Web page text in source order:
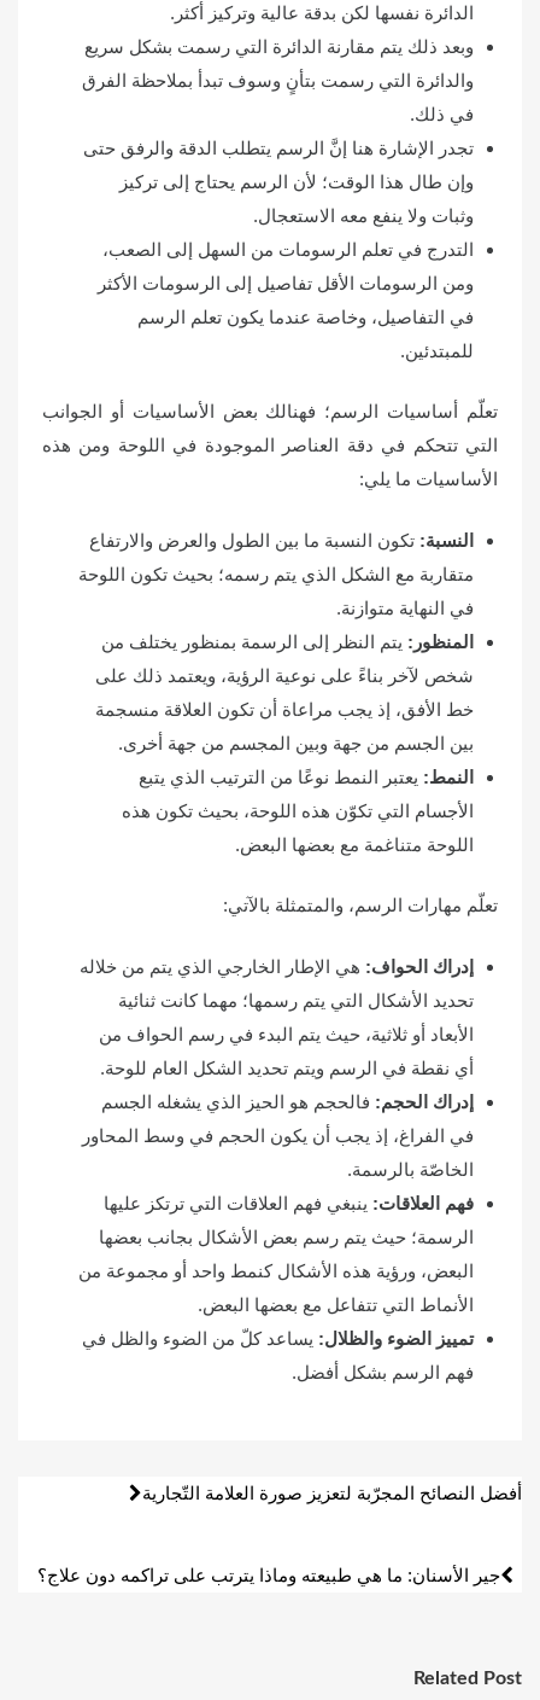
الدائرة نفسها لكن بدقة عالية وتركيز أكثر.
وبعد ذلك يتم مقارنة الدائرة التي رسمت بشكل سريع
والدائرة التي رسمت بتأنٍ وسوف تبدأ بملاحظة الفرق
في ذلك.
تجدر الإشارة هنا إنَّ الرسم يتطلب الدقة والرفق حتى
وإن طال هذا الوقت؛ لأن الرسم يحتاج إلى تركيز
وثبات ولا ينفع معه الاستعجال.
التدرج في تعلم الرسومات من السهل إلى الصعب،
ومن الرسومات الأقل تفاصيل إلى الرسومات الأكثر
في التفاصيل، وخاصة عندما يكون تعلم الرسم
للمبتدئين.
تعلّم أساسيات الرسم؛ فهنالك بعض الأساسيات أو الجوانب
التي تتحكم في دقة العناصر الموجودة في اللوحة ومن هذه
الأساسيات ما يلي:
النسبة: تكون النسبة ما بين الطول والعرض والارتفاع
متقاربة مع الشكل الذي يتم رسمه؛ بحيث تكون اللوحة
في النهاية متوازنة.
المنظور: يتم النظر إلى الرسمة بمنظور يختلف من
شخص لآخر بناءً على نوعية الرؤية، ويعتمد ذلك على
خط الأفق، إذ يجب مراعاة أن تكون العلاقة منسجمة
بين الجسم من جهة وبين المجسم من جهة أخرى.
النمط: يعتبر النمط نوعًا من الترتيب الذي يتبع
الأجسام التي تكوّن هذه اللوحة، بحيث تكون هذه
اللوحة متناغمة مع بعضها البعض.
تعلّم مهارات الرسم، والمتمثلة بالآتي:
إدراك الحواف: هي الإطار الخارجي الذي يتم من خلاله
تحديد الأشكال التي يتم رسمها؛ مهما كانت ثنائية
الأبعاد أو ثلاثية، حيث يتم البدء في رسم الحواف من
أي نقطة في الرسم ويتم تحديد الشكل العام للوحة.
إدراك الحجم: فالحجم هو الحيز الذي يشغله الجسم
في الفراغ، إذ يجب أن يكون الحجم في وسط المحاور
الخاصّة بالرسمة.
فهم العلاقات: ينبغي فهم العلاقات التي ترتكز عليها
الرسمة؛ حيث يتم رسم بعض الأشكال بجانب بعضها
البعض، ورؤية هذه الأشكال كنمط واحد أو مجموعة من
الأنماط التي تتفاعل مع بعضها البعض.
تمييز الضوء والظلال: يساعد كلّ من الضوء والظل في
فهم الرسم بشكل أفضل.
تصفّح
أفضل النصائح المجرّبة لتعزيز صورة العلامة التّجارية
جير الأسنان: ما هي طبيعته وماذا يترتب على تراكمه دون علاج؟
Related Post